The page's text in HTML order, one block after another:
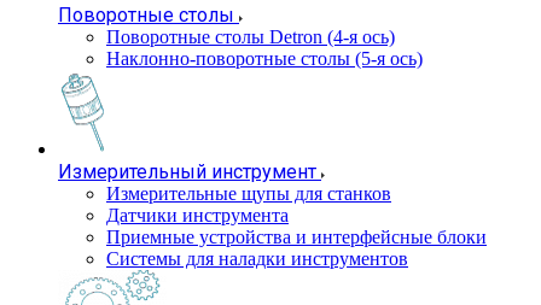
Поворотные столы
Поворотные столы Detron (4-я ось)
Наклонно-поворотные столы (5-я ось)
Измерительный инструмент
Измерительные щупы для станков
Датчики инструмента
Приемные устройства и интерфейсные блоки
Системы для наладки инструментов